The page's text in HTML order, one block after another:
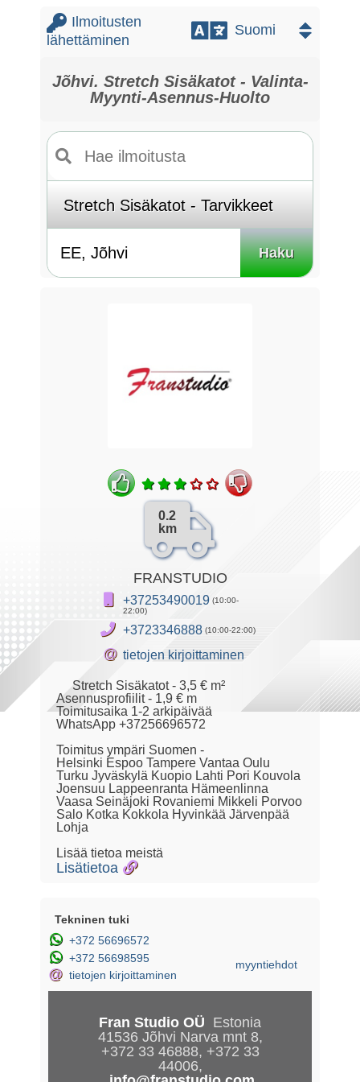
Ilmoitusten
lähettäminen
Jõhvi. Stretch Sisäkatot - Valinta-
Myynti-Asennus-Huolto
Haku
0.2
km
FRANSTUDIO
+37253490019 (10:00-
22:00)
+3723346888 (10:00-22:00)
@ tietojen kirjoittaminen
Stretch Sisäkatot - 3,5 € m²
Asennusprofiilit‪ - 1,9 € m
Toimitusaika 1-2 arkipäivää
WhatsApp +37256696572
Toimitus ympäri Suomen -
Helsinki Espoo Tampere Vantaa Oulu
Turku Jyväskylä Kuopio Lahti Pori Kouvola
Joensuu Lappeenranta Hämeenlinna
Vaasa Seinäjoki Rovaniemi Mikkeli Porvoo
Salo Kotka Kokkola Hyvinkää Järvenpää
Lohja
Lisätietoa
Tekninen tuki
+372 56696572
+372 56698595
@ tietojen kirjoittaminen
myyntiehdot
Fran Studio OÜ Estonia
41536 Jõhvi Narva mnt 8,
+372 33 46888, +372 33
44006,